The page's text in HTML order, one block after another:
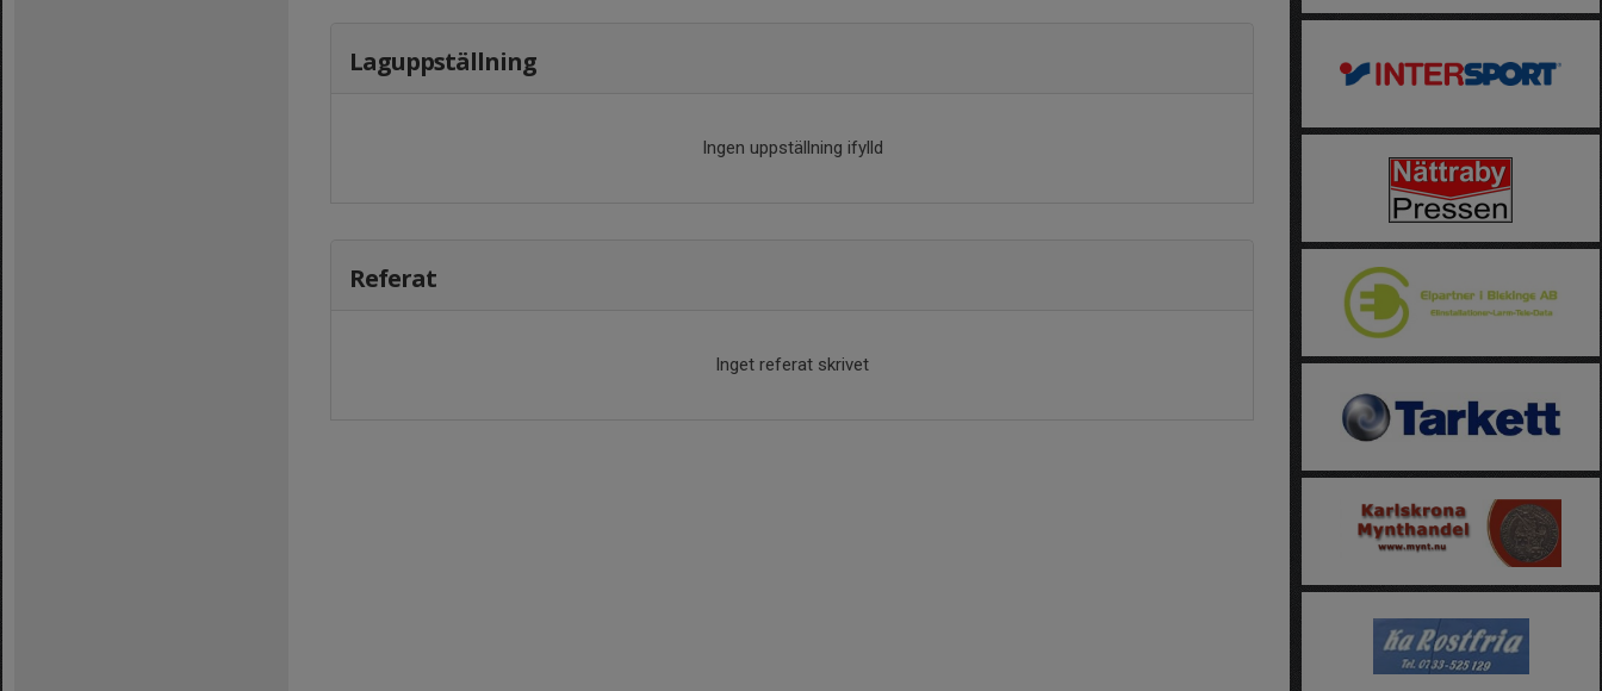
Laguppställning
Ingen uppställning ifylld
Referat
Inget referat skrivet